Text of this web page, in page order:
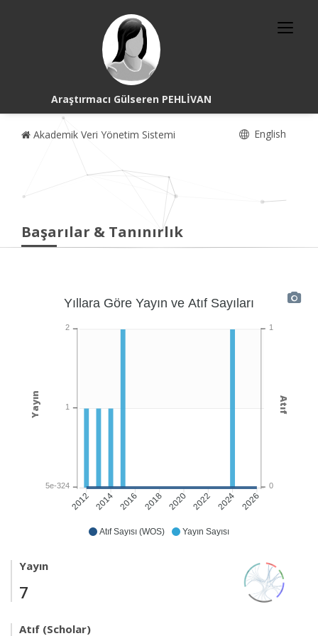
Araştırmacı Gülseren PEHLİVAN
Akademik Veri Yönetim Sistemi English
Başarılar & Tanınırlık
Atıf Sayısı (WOS) Yayın Sayısı
2012 2014 2016 2018 2020 2022 2024 2026
Yıllara Göre Yayın ve Atıf Sayıları
1
0
Atıf
2
1
5e-324
Yayın
Yayın
7
Atıf (Scholar)